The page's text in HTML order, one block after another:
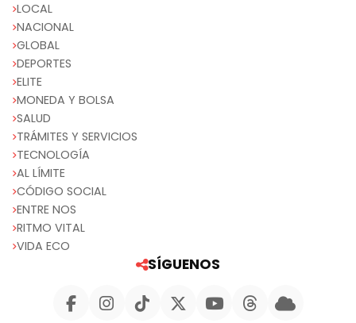
LOCAL
NACIONAL
GLOBAL
DEPORTES
ELITE
MONEDA Y BOLSA
SALUD
TRÁMITES Y SERVICIOS
TECNOLOGÍA
AL LÍMITE
CÓDIGO SOCIAL
ENTRE NOS
RITMO VITAL
VIDA ECO
SÍGUENOS